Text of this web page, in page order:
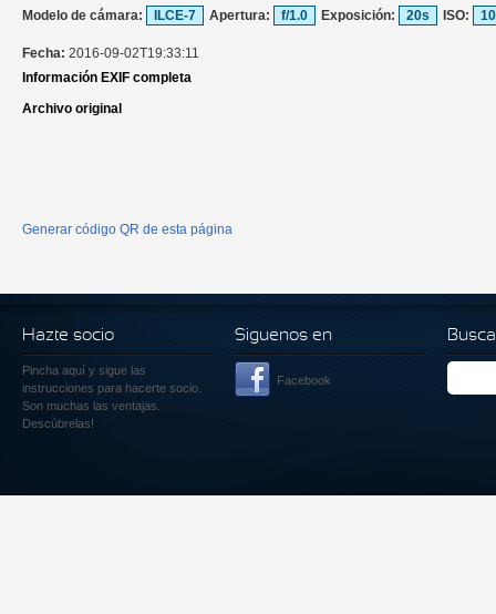
Modelo de cámara: ILCE-7 Apertura: f/1.0 Exposición: 20s ISO:
Fecha: 2016-09-02T19:33:11
Información EXIF completa
Archivo original
Generar código QR de esta página
Hazte socio
Pincha aquí y sigue las
instrucciones para hacerte socio.
Son muchas las ventajas.
Descúbrelas!
Siguenos en
Facebook